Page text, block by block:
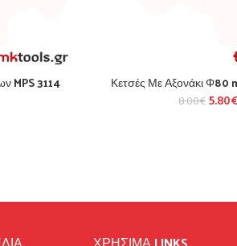
MPS 3114 Κετσές Με Αξονάκι Φ80
8.00€ 5.80€